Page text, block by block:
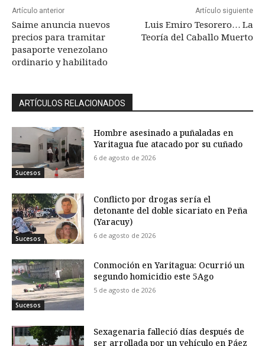
Artículo anterior
Saime anuncia nuevos
precios para tramitar
pasaporte venezolano
ordinario y habilitado
Artículo siguiente
Luis Emiro Tesorero… La
Teoría del Caballo Muerto
ARTÍCULOS RELACIONADOS
Sucesos
Hombre asesinado a puñaladas en
Yaritagua fue atacado por su cuñado
6 de agosto de 2026
Sucesos
Conflicto por drogas sería el
detonante del doble sicariato en Peña
(Yaracuy)
6 de agosto de 2026
Sucesos
Conmoción en Yaritagua: Ocurrió un
segundo homicidio este 5Ago
5 de agosto de 2026
Sexagenaria falleció días después de
ser arrollada por un vehículo en Páez